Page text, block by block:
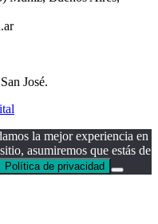
José.
la mejor experiencia en
asumiremos que estás de
Política de privacidad